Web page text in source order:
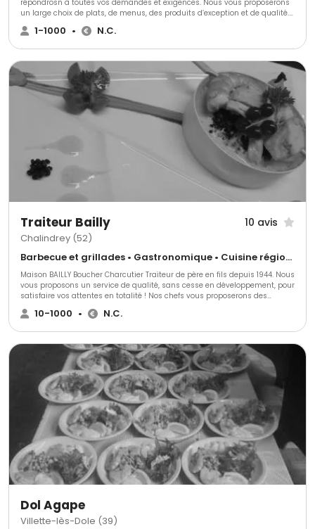
répondrosn à toutes vos demandes et exigences. Nous vous proposerons
un large choix de plats, de menus, des produits d’exception et de qualité.
Pour plus d’informations, venez nous rencontrer également dan notre
magasin de Marsannay-la-Côte.
1-1000 • N.C.
Traiteur Bailly 10 avis
Chalindrey (52)
Barbecue et grillades • Gastronomique • Cuisine régionale
Maison BAILLY Boucher Charcutier Traiteur de père en fils depuis 1944. Nous
vous proposons un service de qualité, sans cesse en développement, pour
satisfaire vos attentes en totalité ! Nos chefs vous proposerons des
menus ou pourront également créer votre menu dans sa totalité!
10-1000 • N.C.
Dol Agape
Villette-lès-Dole (39)